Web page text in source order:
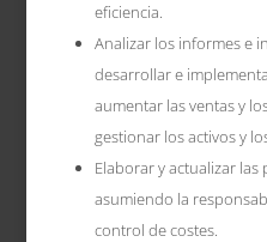
eficiencia.
Analizar los informes e
desarrollar e
aumentar las ventas y
gestionar los activos y
Elaborar y actualizar las
asumiendo la
control de costes.